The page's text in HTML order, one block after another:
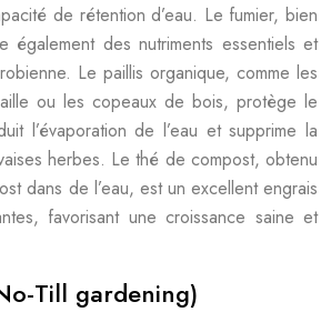
de rétention d’eau. Le fumier, bien
également des nutriments essentiels et
Le paillis organique, comme les
ou les copeaux de bois, protège le
l’évaporation de l’eau et supprime la
herbes. Le thé de compost, obtenu
dans de l’eau, est un excellent engrais
favorisant une croissance saine et
Till gardening)